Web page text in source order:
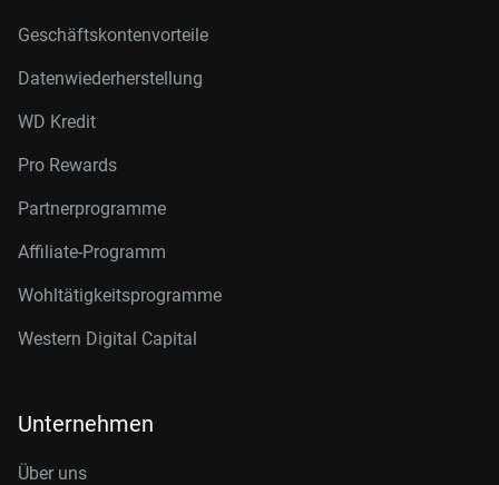
Geschäftskontenvorteile
Datenwiederherstellung
WD Kredit
Pro Rewards
Partnerprogramme
Affiliate-Programm
Wohltätigkeitsprogramme
Western Digital Capital
Unternehmen
Über uns